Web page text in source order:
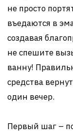
не просто
въедаются в
создавая
не спешите
ванну!
средства
один вечер.
Первый шаг –